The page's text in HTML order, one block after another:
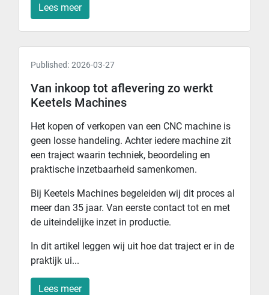
Lees meer
Published: 2026-03-27
Van inkoop tot aflevering zo werkt
Keetels Machines
Het kopen of verkopen van een CNC machine is
geen losse handeling. Achter iedere machine zit
een traject waarin techniek, beoordeling en
praktische inzetbaarheid samenkomen.
Bij Keetels Machines begeleiden wij dit proces al
meer dan 35 jaar. Van eerste contact tot en met
de uiteindelijke inzet in productie.
In dit artikel leggen wij uit hoe dat traject er in de
praktijk ui...
Lees meer